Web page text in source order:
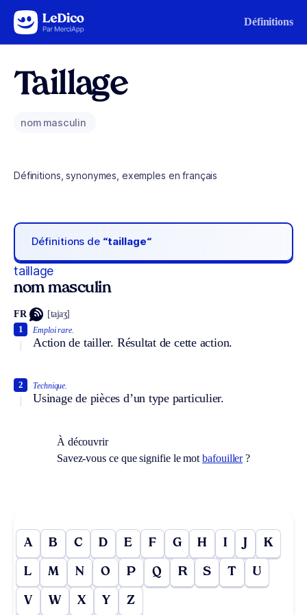
Aller au contenu Définitions
Taillage
nom masculin
Définitions, synonymes, exemples en français
Définitions de “taillage“
taillage
nom masculin
FR [tajaʒ]
Emploi rare.
Action de tailler. Résultat de cette action.
1
Technique.
Usinage de pièces d’un type particulier.
2
À découvrir
Savez-vous ce que signifie le motbafouiller?
A B C D E F G H I J K
L M N O P Q R S T U
V W X Y Z